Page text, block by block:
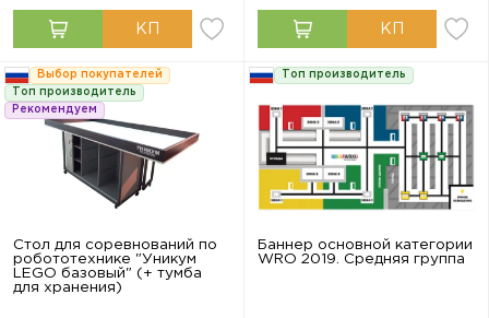
Выбор покупателей
Топ производитель
Рекомендуем
Стол для соревнований по
робототехнике "Уникум
LEGO базовый" (+ тумба
для хранения)
Топ производитель
Баннер основной категории
WRO 2019. Средняя группа